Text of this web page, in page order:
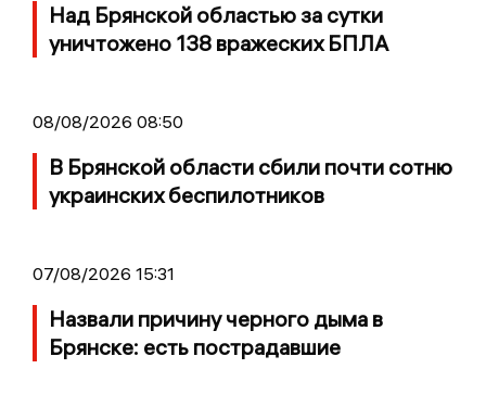
Над Брянской областью за сутки
уничтожено 138 вражеских БПЛА
08/08/2026 08:50
В Брянской области сбили почти сотню
украинских беспилотников
07/08/2026 15:31
Назвали причину черного дыма в
Брянске: есть пострадавшие